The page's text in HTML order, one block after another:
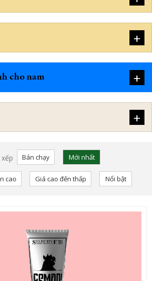
+
cho nam +
+
xếp Bán chạy Mới nhất
cao Giá cao đến thấp Nổi bật